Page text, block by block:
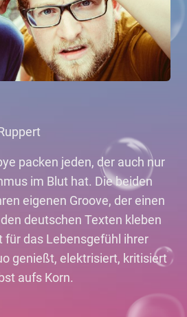
packen jeden, der auch nur
im Blut hat. Die beiden
eigenen Groove, der einen
deutschen Texten kleben
für das Lebensgefühl ihrer
genießt, elektrisiert, kritisiert
aufs Korn.